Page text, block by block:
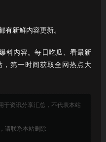
有新鲜内容更新。
料内容。每日吃瓜、看最新
，第一时间获取全网热点大
于资讯分享汇总，不代表本站
请联系本站删除